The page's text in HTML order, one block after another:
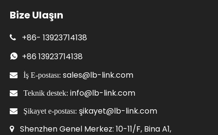
Bize Ulaşın
 +86- 13923714138
 +86 13923714138
 İş E-postası: sales@lb-link.com
 Teknik destek: info@lb-link.com
 Şikayet e-postası: şikayet@lb-link.com
 Shenzhen Genel Merkez: 10-11/F, Bina A1,